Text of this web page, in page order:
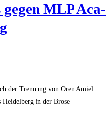
gegen MLP Aca­
der Trennung von Oren Amiel.
Heidelberg in der Brose